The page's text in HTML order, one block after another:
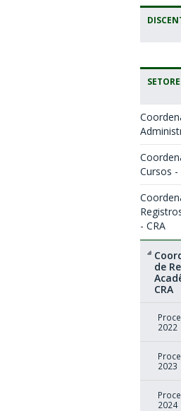
Cursos -
- CRA
de
CRA
2022
2023
2024